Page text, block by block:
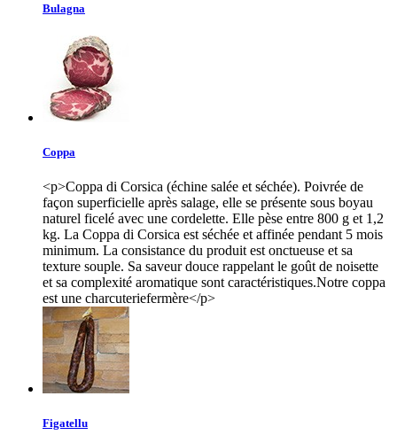
Bulagna
Coppa
<p>Coppa di Corsica (échine salée et séchée). Poivrée de
façon superficielle après salage, elle se présente sous boyau
naturel ficelé avec une cordelette. Elle pèse entre 800 g et 1,2
kg. La Coppa di Corsica est séchée et affinée pendant 5 mois
minimum. La consistance du produit est onctueuse et sa
texture souple. Sa saveur douce rappelant le goût de noisette
et sa complexité aromatique sont caractéristiques.Notre coppa
est une charcuteriefermère</p>
Figatellu